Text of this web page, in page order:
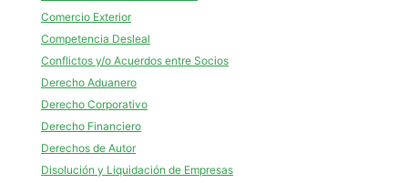
Comercio Exterior
Competencia Desleal
Conflictos y/o Acuerdos entre Socios
Derecho Aduanero
Derecho Corporativo
Derecho Financiero
Derechos de Autor
Disolución y Liquidación de Empresas